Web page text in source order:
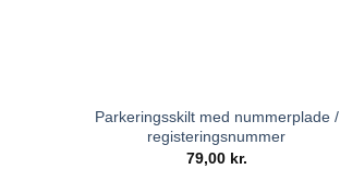
Parkeringsskilt med nummerplade /
registeringsnummer
79,00 kr.